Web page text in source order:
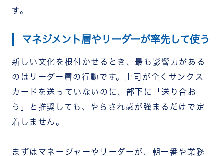
す。
マネジメント層やリーダーが率先して使う
新しい文化を根付かせるとき、最も影響力がある
のはリーダー層の行動です。上司が全くサンクス
カードを送っていないのに、部下に「送り合お
う」と推奨しても、やらされ感が強まるだけで定
着しません。
まずはマネージャーやリーダーが、朝一番や業務